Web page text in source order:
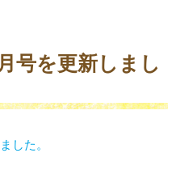
号を更新しまし
した。